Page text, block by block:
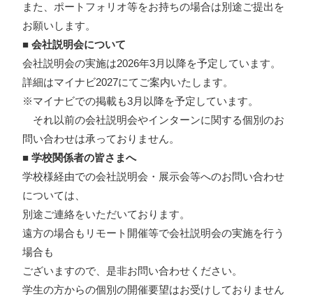
また、ポートフォリオ等をお持ちの場合は別途ご提出を
お願いします。
■ 会社説明会について
会社説明会の実施は2026年3月以降を予定しています。
詳細はマイナビ2027にてご案内いたします。
※マイナビでの掲載も3月以降を予定しています。
それ以前の会社説明会やインターンに関する個別のお
問い合わせは承っておりません。
■ 学校関係者の皆さまへ
学校様経由での会社説明会・展示会等へのお問い合わせ
については、
別途ご連絡をいただいております。
遠方の場合もリモート開催等で会社説明会の実施を行う
場合も
ございますので、是非お問い合わせください。
学生の方からの個別の開催要望はお受けしておりません